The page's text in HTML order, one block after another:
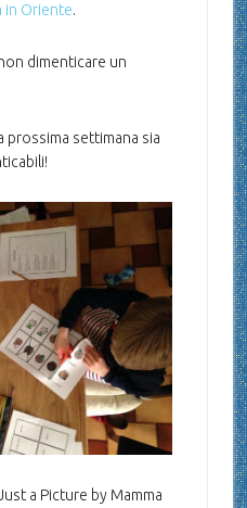
in Oriente.
dimenticare un
prossima settimana sia
a Picture by Mamma